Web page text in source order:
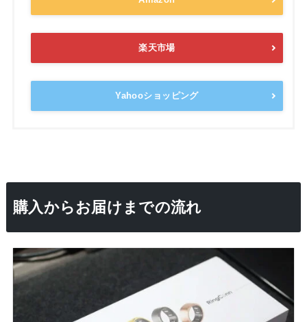
楽天市場
Yahooショッピング
購入からお届けまでの流れ